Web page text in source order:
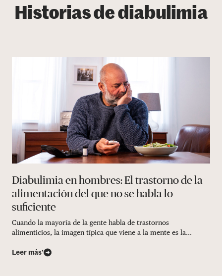
Historias de diabulimia
Diabulimia en hombres: El trastorno de la
alimentación del que no se habla lo
suficiente
Cuando la mayoría de la gente habla de trastornos
alimenticios, la imagen típica que viene a la mente es la...
Leer más’